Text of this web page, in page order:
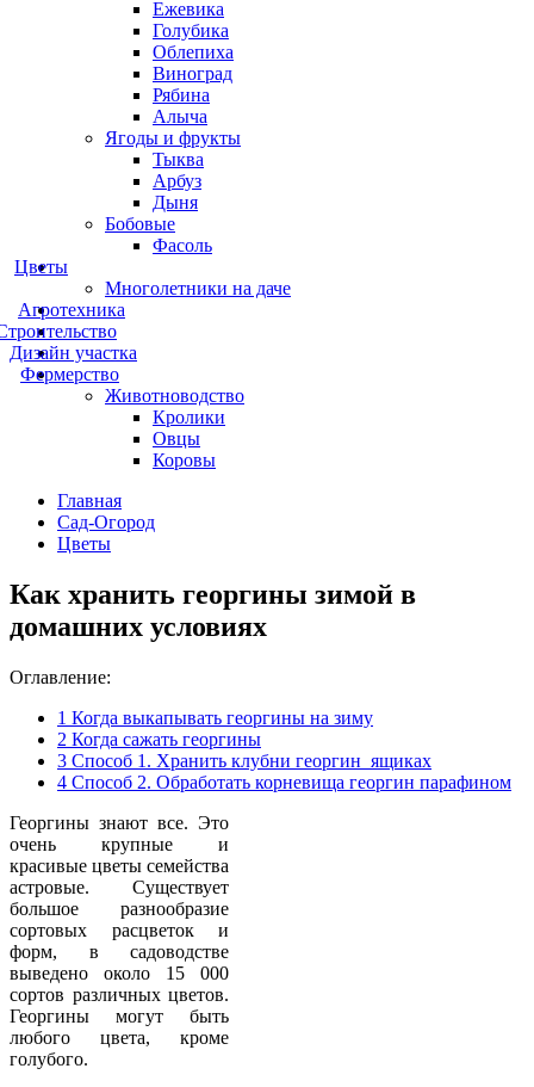
Ежевика
Голубика
Облепиха
Виноград
Рябина
Алыча
Ягоды и фрукты
Тыква
Арбуз
Дыня
Бобовые
Фасоль
Цветы
Многолетники на даче
Агротехника
Дизайн участка
Фермерство
Животноводство
Кролики
Овцы
Коровы
Главная
Сад-Огород
Цветы
Как хранить георгины зимой в
домашних условиях
Оглавление:
1 Когда выкапывать георгины на зиму
2 Когда сажать георгины
3 Способ 1. Хранить клубни георгин ящиках
4 Способ 2. Обработать корневища георгин парафином
Георгины знают все. Это
очень крупные и
красивые цветы семейства
астровые. Существует
большое разнообразие
сортовых расцветок и
форм, в садоводстве
выведено около 15 000
сортов различных цветов.
Георгины могут быть
любого цвета, кроме
голубого.